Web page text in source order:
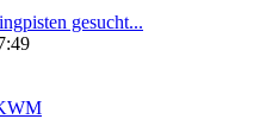
gesucht...